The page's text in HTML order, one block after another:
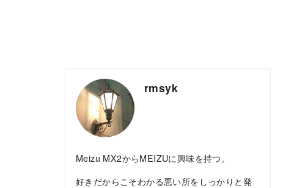
rmsyk
Meizu MX2からMEIZUに興味を持つ。
好きだからこそわかる悪い所をしっかりと発